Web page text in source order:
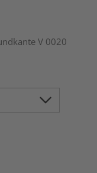
V 0020